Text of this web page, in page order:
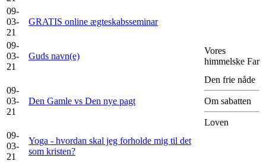
09-
03-
21
GRATIS online ægteskabsseminar
09-
03-
21
Guds navn(e)
Vores
himmelske Far
09-
03-
21
Den Gamle vs Den nye pagt
Den frie nåde
Om sabatten
Loven
09-
03-
21
Yoga - hvordan skal jeg forholde mig til det
som kristen?